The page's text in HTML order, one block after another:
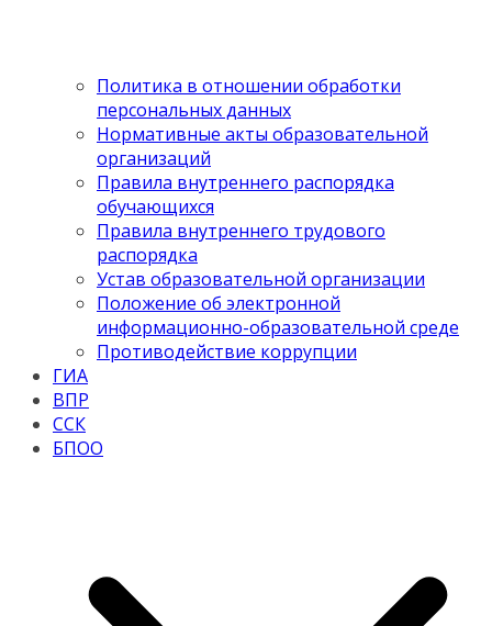
Политика в отношении обработки
персональных данных
Нормативные акты образовательной
организаций
Правила внутреннего распорядка
обучающихся
Правила внутреннего трудового
распорядка
Устав образовательной организации
Положение об электронной
информационно-образовательной среде
Противодействие коррупции
ГИА
ВПР
ССК
БПОО